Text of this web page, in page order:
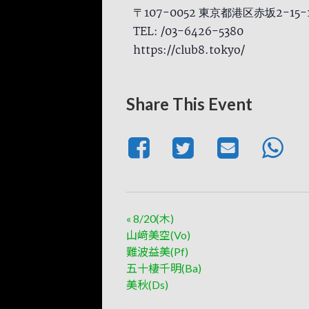
〒107-0052 東京都港区赤坂2-15-
TEL: /03-6426-5380
https://club8.tokyo/
Share This Event
« 8/20(木)
山﨑美空(Vo)
難波益美(Pf)
五十棲千明(Ba)
美秋(Ds)